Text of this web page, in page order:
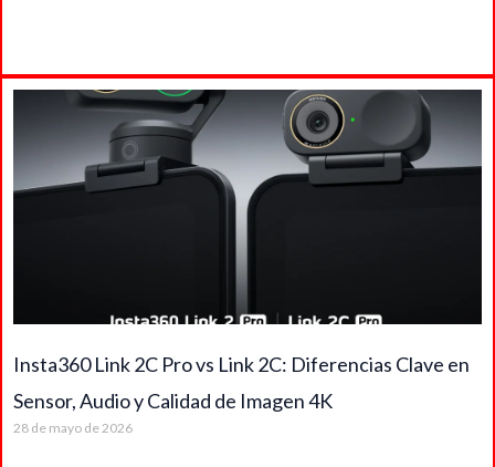
Insta360 Link 2C Pro vs Link 2C: Diferencias Clave en
Sensor, Audio y Calidad de Imagen 4K
28 de mayo de 2026